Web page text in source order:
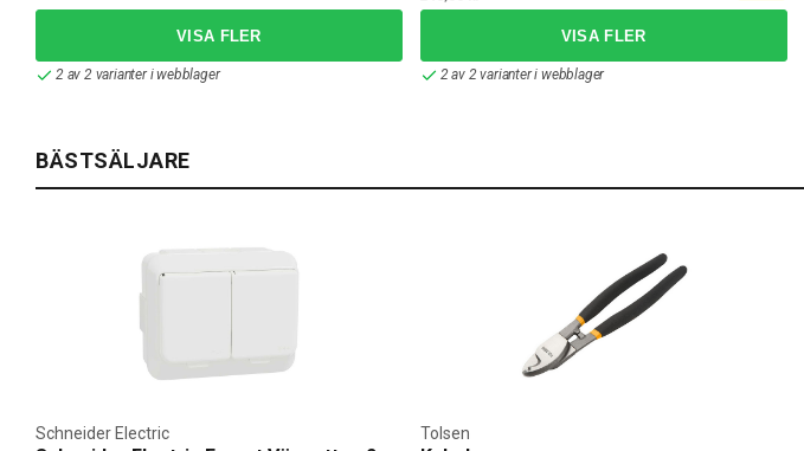
2 av 2 varianter i webblager 2 av 2 varianter i webblager
BÄSTSÄLJARE
Schneider Electric Tolsen